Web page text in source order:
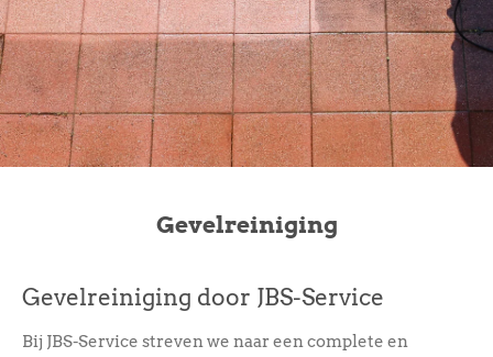
Gevelreiniging
Gevelreiniging door JBS-Service
Bij JBS-Service streven we naar een complete en